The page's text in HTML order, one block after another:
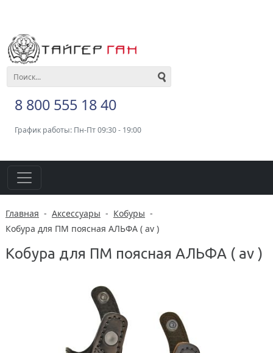
8 800 555 18 40
График работы: Пн-Пт 09:30 - 19:00
Главная - Аксессуары - Кобуры -
Кобура для ПМ поясная АЛЬФА ( av )
Кобура для ПМ поясная АЛЬФА ( av )